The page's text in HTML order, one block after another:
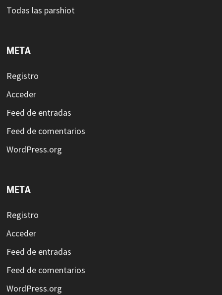
Todas las parshiot
META
Registro
Acceder
Feed de entradas
Feed de comentarios
WordPress.org
META
Registro
Acceder
Feed de entradas
Feed de comentarios
WordPress.org